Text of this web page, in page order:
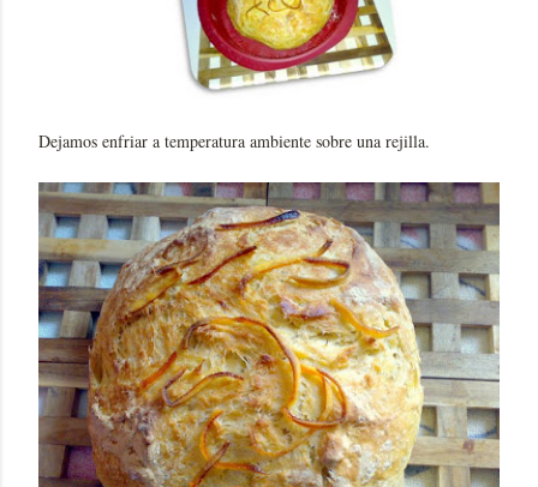
Dejamos enfriar a temperatura ambiente sobre una rejilla.